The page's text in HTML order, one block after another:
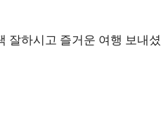
잘하시고 즐거운 여행 보내